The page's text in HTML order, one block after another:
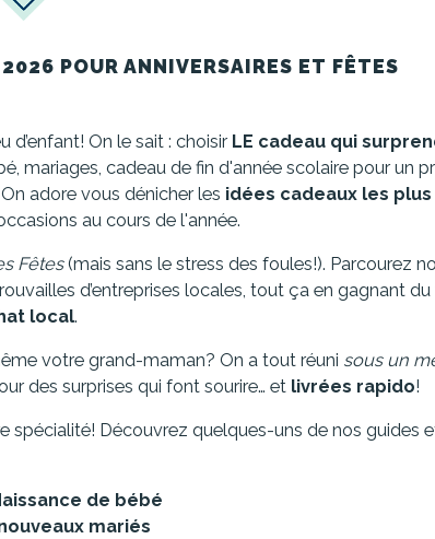
POUR ANNIVERSAIRES ET FÊTES
d’enfant! On le sait : choisir LE cadeau qui
mariages, cadeau de fin d'année scolaire pour un
adore vous dénicher les idées cadeaux les
au cours de l'année.
Fêtes(mais sans le stress des foules!). Parcourez
d’entreprises locales, tout ça en gagnant
local.
votre grand-maman? On a tout réuni sous un
des surprises qui font sourire… et livrées rapido!
spécialité! Découvrez quelques-uns de nos guides
de bébé
mariés